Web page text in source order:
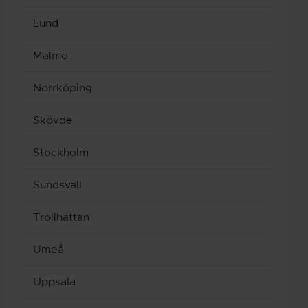
Lund
Malmö
Norrköping
Skövde
Stockholm
Sundsvall
Trollhättan
Umeå
Uppsala